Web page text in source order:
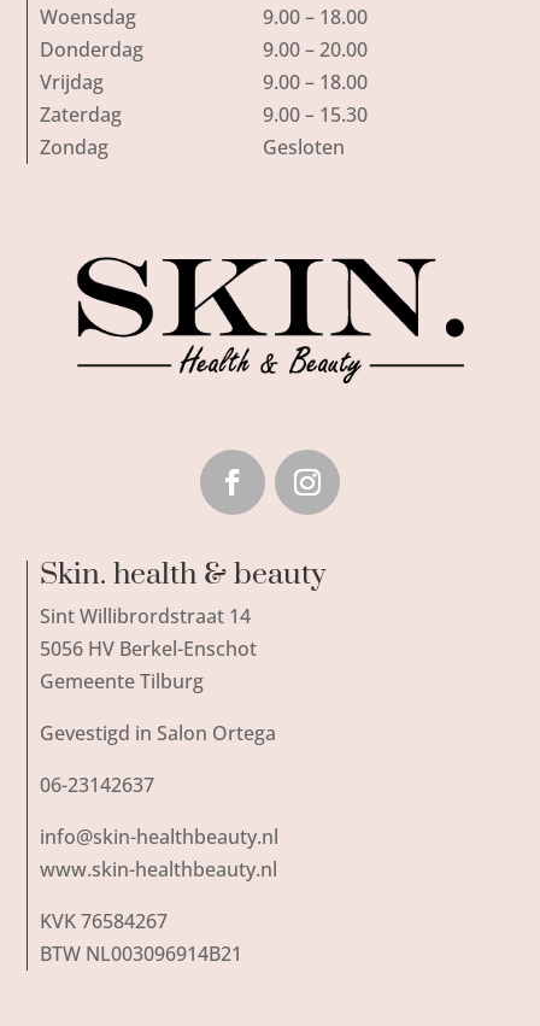
Woensdag
Donderdag
Vrijdag
Zaterdag
Zondag
9.00 – 18.00
9.00 – 20.00
9.00 – 18.00
9.00 – 15.30
Gesloten
Skin. health & beauty
Sint Willibrordstraat 14
5056 HV Berkel-Enschot
Gemeente Tilburg
Gevestigd in Salon Ortega
06-23142637
info@skin-healthbeauty.nl
www.skin-healthbeauty.nl
KVK 76584267
BTW NL003096914B21